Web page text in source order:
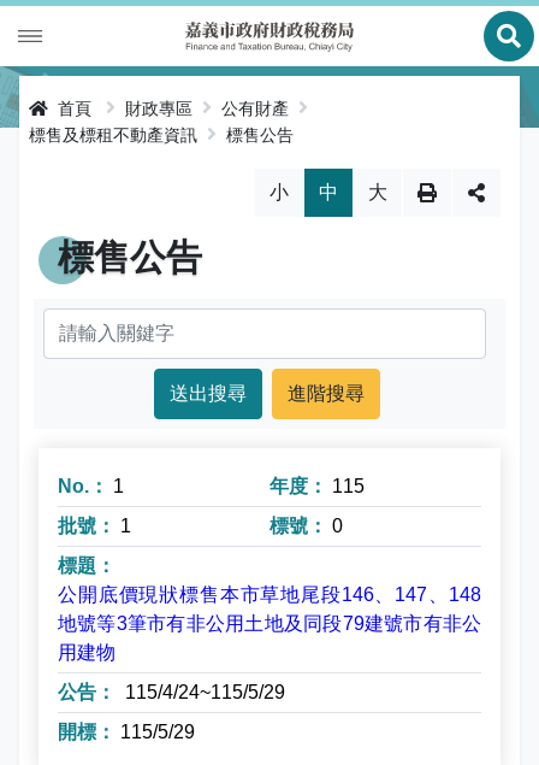
展
公有財產
財金及菸酒管理
稅務專區
房屋稅
土地增值稅
使用牌照稅
娛樂稅
退稅專區
稅務行事曆
線上申辦
申辦進度查詢及補件
線上查詢與試算
網路申報
書表下載
e觸即發跨域稅務通
便民服務
節稅健檢
多元繳稅管道
繳納證明
智能櫃員機
稅籍異動即時通
公告資訊
公告訊息
政府資訊公開專區
徵才快訊
有獎徵答
最新債務訊息
創新便民服務措施
不動產移轉專區
納稅者權利保護專區
行政救濟專區
檔案應用園地
本局沿革
首長簡介
副局長簡介
經營理念
組織職掌
網站導覽
首長信箱
常見問答
首頁 財政專區
公有財產
標售及標租不動產資訊
標售公告
小 中 大
標售公告
進階搜尋
1
115
1
0
公開底價現狀標售本市草地尾段146、147、148
地號等3筆市有非公用土地及同段79建號市有非公
用建物
115/4/24~115/5/29
115/5/29